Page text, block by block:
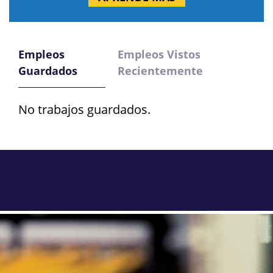
Empleos
Guardados
Empleos Vistos
Recientemente
No trabajos guardados.